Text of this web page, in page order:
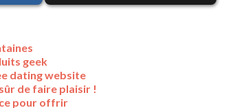
geek
dating website
de faire plaisir !
pour offrir